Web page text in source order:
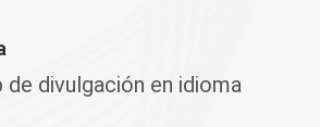
de divulgación en idioma